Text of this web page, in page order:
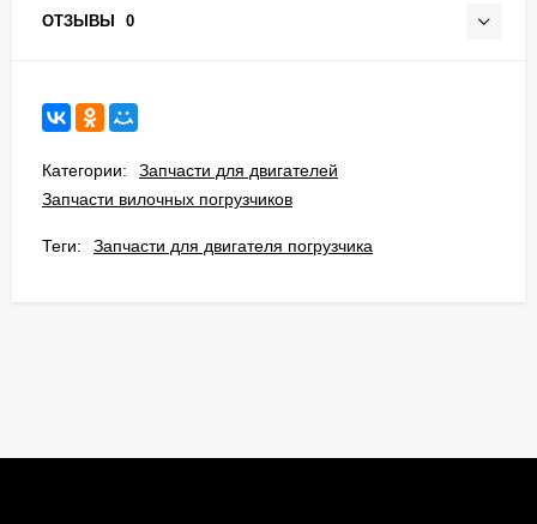
ОТЗЫВЫ 0
Категории:
Запчасти для двигателей
Запчасти вилочных погрузчиков
Теги: Запчасти для двигателя погрузчика